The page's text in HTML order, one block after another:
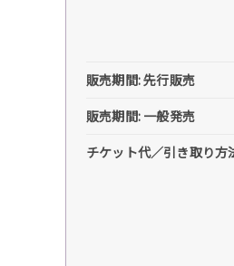
販売期間: 先行販売
販売期間: 一般発売
チケット代／引き取り方